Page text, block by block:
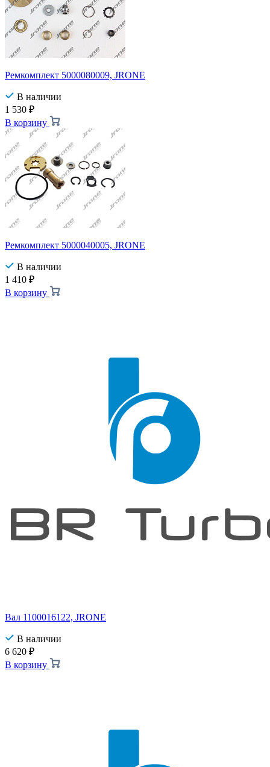
Ремкомплект 5000080009, JRONE
В наличии
1 530 ₽
В корзину
Ремкомплект 5000040005, JRONE
В наличии
1 410 ₽
В корзину
Вал 1100016122, JRONE
В наличии
6 620 ₽
В корзину